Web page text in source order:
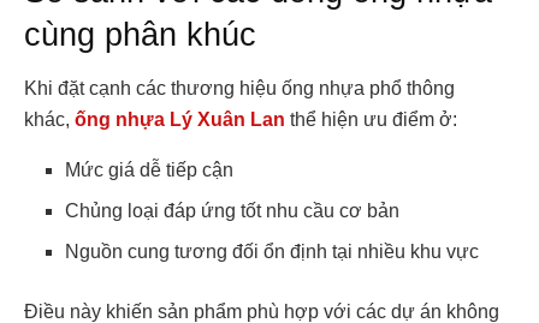
cùng phân khúc
Khi đặt cạnh các thương hiệu ống nhựa phổ thông
khác, ống nhựa Lý Xuân Lan thể hiện ưu điểm ở:
Mức giá dễ tiếp cận
Chủng loại đáp ứng tốt nhu cầu cơ bản
Nguồn cung tương đối ổn định tại nhiều khu vực
Điều này khiến sản phẩm phù hợp với các dự án không